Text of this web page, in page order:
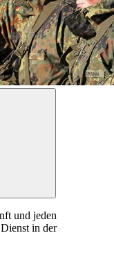
und jeden
in der